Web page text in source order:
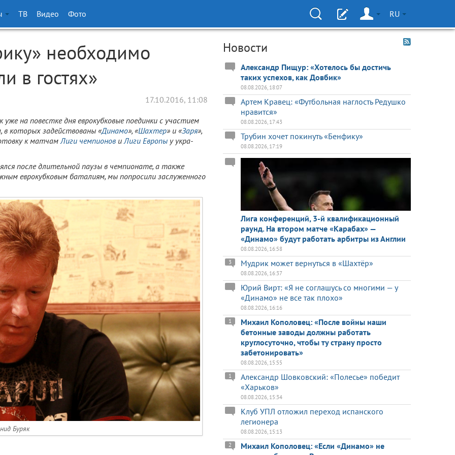
ТВ Видео Фото RU
необходимо
в гостях»
17.10.2016, 11:08
на повестке дня еврокубковые поедин­ки с участием
в которых задействованы «Динамо», «Шахтер» и «Заря»,
к матчамЛиги чемпионов иЛиги Европы у укра­
после дли­тельной паузы в чемпиона­те, а также
еврокубковым баталиям, мы попросили заслуженного
Буряк
Новости
Александр Пищур: «Хотелось бы достичь
таких успехов, как Довбик»
08.08.2026, 18:07
Артем Кравец: «Футбольная наглость Редушко
нравится»
08.08.2026, 17:43
Трубин хочет покинуть «Бенфику»
08.08.2026, 17:19
Лига конференций, 3-й квалификационный
раунд. На втором матче «Карабах» —
«Динамо» будут работать арбитры из Англии
08.08.2026, 16:58
Мудрик может вернуться в «Шахтёр»
3
08.08.2026, 16:37
Юрий Вирт: «Я не соглашусь со многими — у
«Динамо» не все так плохо»
08.08.2026, 16:16
Михаил Кополовец: «После войны наши
бетонные заводы должны работать
круглосуточно, чтобы ту страну просто
забетонировать»
1
08.08.2026, 15:55
Александр Шовковский: «Полесье» победит
«Харьков»
1
08.08.2026, 15:34
Клуб УПЛ отложил переход испанского
легионера
08.08.2026, 15:13
Михаил Кополовец: «Если «Динамо» не
2